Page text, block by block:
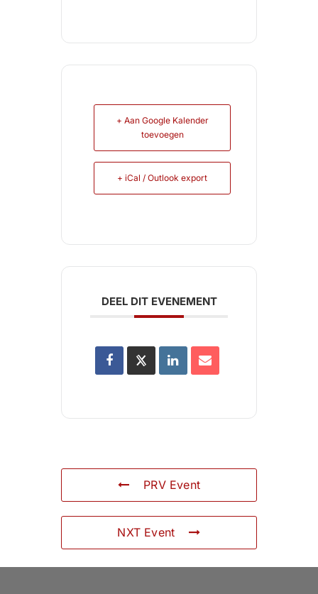
+ Aan Google Kalender
toevoegen
+ iCal / Outlook export
DEEL DIT EVENEMENT
PRV Event
NXT Event